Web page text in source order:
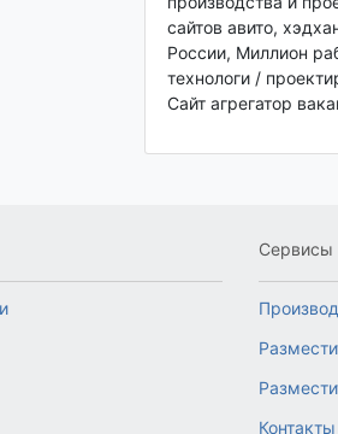
сайтов авито,
России, Миллион
технологи /
Сайт агрегатор
Сервисы
Контакты